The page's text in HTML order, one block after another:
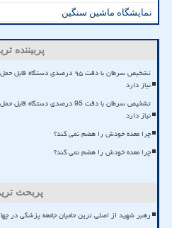
نمایشگاه ماشین سنگین
پربیننده
تشخیص سرطان با دقت ۹۵ درصدی
نیاز دارد
تشخیص سرطان با دقت 95 درصدی
نیاز دارد
چرا معده خودش را هضم نمی کند؟
چرا معده خودش را هضم نمی کند؟
پربحث
رهبر شهید از اصلی ترین حامیان جامعه پزشکی در